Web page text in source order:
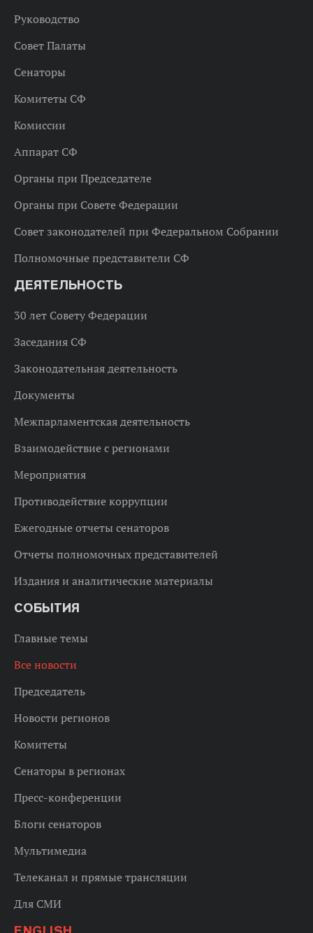
Руководство
Совет Палаты
Сенаторы
Комитеты СФ
Комиссии
Аппарат СФ
Органы при Председателе
Органы при Совете Федерации
Совет законодателей при Федеральном Собрании
Полномочные представители СФ
ДЕЯТЕЛЬНОСТЬ
30 лет Совету Федерации
Заседания СФ
Законодательная деятельность
Документы
Межпарламентская деятельность
Взаимодействие с регионами
Мероприятия
Противодействие коррупции
Ежегодные отчеты сенаторов
Отчеты полномочных представителей
Издания и аналитические материалы
СОБЫТИЯ
Главные темы
Все новости
Председатель
Новости регионов
Комитеты
Сенаторы в регионах
Пресс-конференции
Блоги сенаторов
Мультимедиа
Телеканал и прямые трансляции
Для СМИ